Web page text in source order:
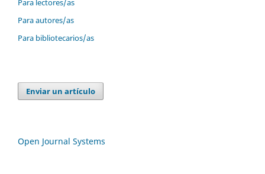
Para lectores/as
Para autores/as
Para bibliotecarios/as
Enviar un artículo
Open Journal Systems